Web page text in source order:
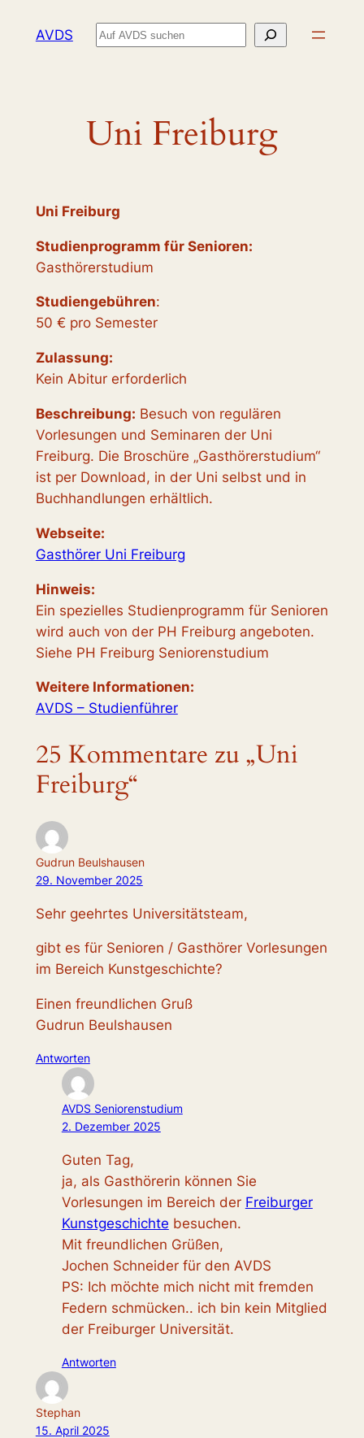
InhaltAVDS Suchen
Uni Freiburg
Uni Freiburg
Studienprogramm für Senioren:
Gasthörerstudium
Studiengebühren:
50 € pro Semester
Zulassung:
Kein Abitur erforderlich
Beschreibung: Besuch von regulären
Vorlesungen und Seminaren der Uni
Freiburg. Die Broschüre „Gasthörerstudium“
ist per Download, in der Uni selbst und in
Buchhandlungen erhältlich.
Webseite:
Gasthörer Uni Freiburg
Hinweis:
Ein spezielles Studienprogramm für Senioren
wird auch von der PH Freiburg angeboten.
Siehe PH Freiburg Seniorenstudium
Weitere Informationen:
AVDS – Studienführer
25 Kommentare zu „Uni
Freiburg“
Gudrun Beulshausen
29. November 2025
Sehr geehrtes Universitätsteam,
gibt es für Senioren / Gasthörer Vorlesungen
im Bereich Kunstgeschichte?
Einen freundlichen Gruß
Gudrun Beulshausen
Antworten
AVDS Seniorenstudium
2. Dezember 2025
Guten Tag,
ja, als Gasthörerin können Sie
Vorlesungen im Bereich der Freiburger
Kunstgeschichte besuchen.
Mit freundlichen Grüßen,
Jochen Schneider für den AVDS
PS: Ich möchte mich nicht mit fremden
Federn schmücken.. ich bin kein Mitglied
der Freiburger Universität.
Antworten
Stephan
15. April 2025